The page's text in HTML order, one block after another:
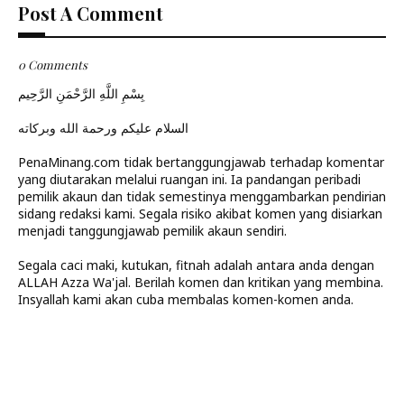
Post A Comment
0 Comments
بِسْمِ اللَّهِ الرَّحْمَنِ الرَّحِيم
السلام عليكم ورحمة الله وبركاته
PenaMinang.com tidak bertanggungjawab terhadap komentar
yang diutarakan melalui ruangan ini. Ia pandangan peribadi
pemilik akaun dan tidak semestinya menggambarkan pendirian
sidang redaksi kami. Segala risiko akibat komen yang disiarkan
menjadi tanggungjawab pemilik akaun sendiri.
Segala caci maki, kutukan, fitnah adalah antara anda dengan
ALLAH Azza Wa'jal. Berilah komen dan kritikan yang membina.
Insyallah kami akan cuba membalas komen-komen anda.